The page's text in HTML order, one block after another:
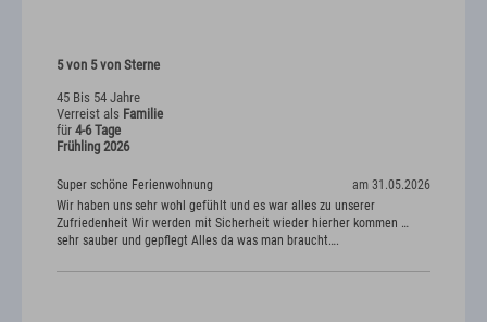
5 von 5 von Sterne
45 Bis 54 Jahre
Verreist als Familie
für 4-6 Tage
Frühling 2026
am 31.05.2026
Super schöne Ferienwohnung
Wir haben uns sehr wohl gefühlt und es war alles zu unserer
Zufriedenheit Wir werden mit Sicherheit wieder hierher kommen …
sehr sauber und gepflegt Alles da was man braucht….